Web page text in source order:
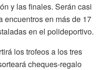
y las finales. Serán casi
encuentros en más de 17
en el polideportivo.
los trofeos a los tres
cheques-regalo